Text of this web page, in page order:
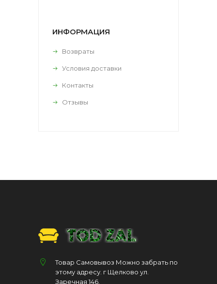
ИНФОРМАЦИЯ
Возвраты
Условия доставки
Контакты
Отзывы
Товар Самовывоз Можно забрать по
этому адресу. г Щелково ул.
Заречная 146.